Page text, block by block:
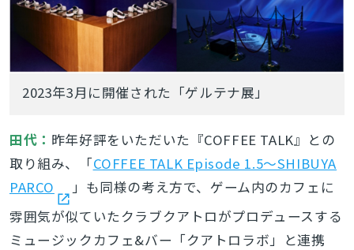
2023年3月に開催された「ゲルテナ展」
田代： 昨年好評をいただいた『COFFEE TALK』との
取り組み、「COFFEE TALK Episode 1.5～SHIBUYA
PARCO
」も同様の考え方で、ゲーム内のカフェに
雰囲気が似ていたクラブクアトロがプロデュースする
ミュージックカフェ&バー「クアトロラボ」と連携